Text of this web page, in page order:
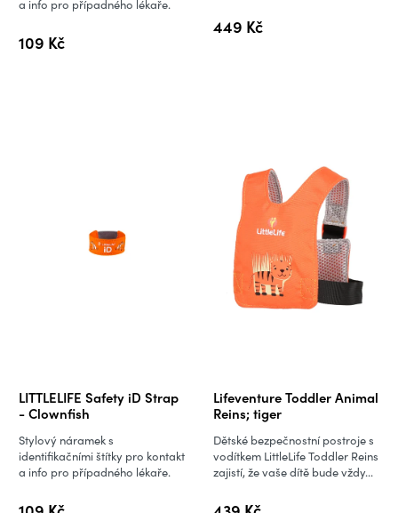
109 Kč
a info pro případného lékaře.
449 Kč
LITTLELIFE Safety iD Strap
- Clownfish
Stylový náramek s
identifikačními štítky pro kontakt
a info pro případného lékaře.
Lifeventure Toddler Animal
Reins; tiger
Dětské bezpečnostní postroje s
vodítkem LittleLife Toddler Reins
zajistí, že vaše dítě bude vždy...